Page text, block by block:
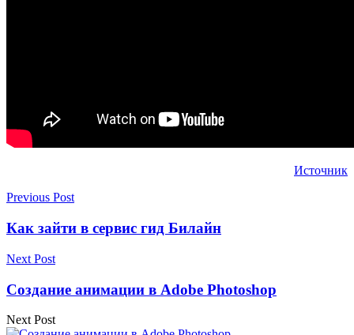
Источник
Previous Post
Как зайти в сервис гид Билайн
Next Post
Создание анимации в Adobe Photoshop
Next Post